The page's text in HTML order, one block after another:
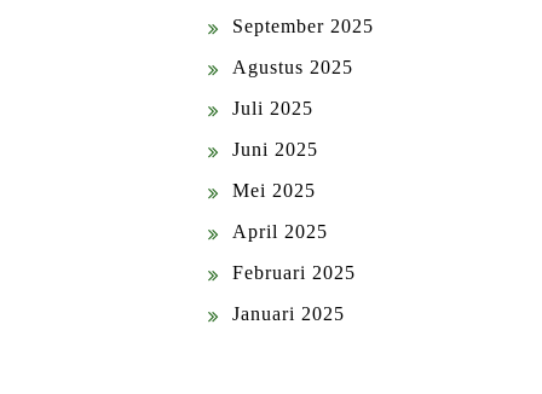
September 2025
Agustus 2025
Juli 2025
Juni 2025
Mei 2025
April 2025
Februari 2025
Januari 2025